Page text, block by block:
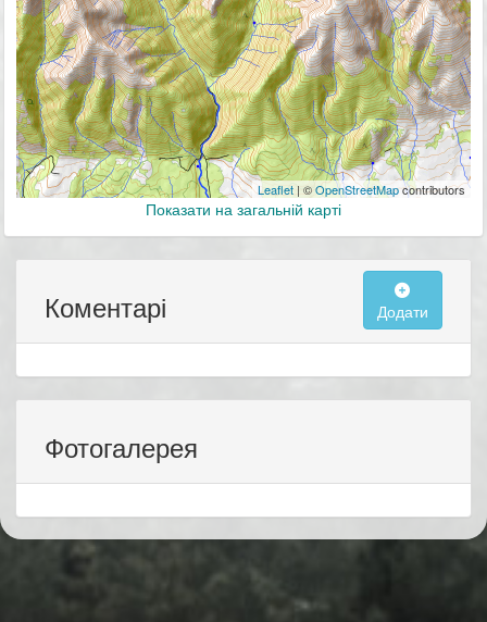
Leaflet | ©OpenStreetMapcontributors
Показати на загальній карті
Коментарі Додати
Фотогалерея